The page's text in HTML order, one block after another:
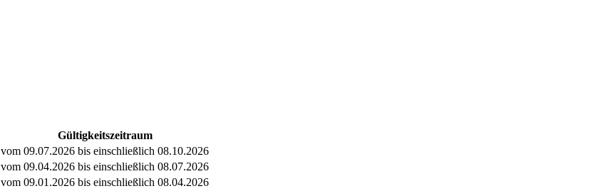
Gültigkeitszeitraum
vom 09.07.2026 bis einschließlich 08.10.2026
vom 09.04.2026 bis einschließlich 08.07.2026
vom 09.01.2026 bis einschließlich 08.04.2026